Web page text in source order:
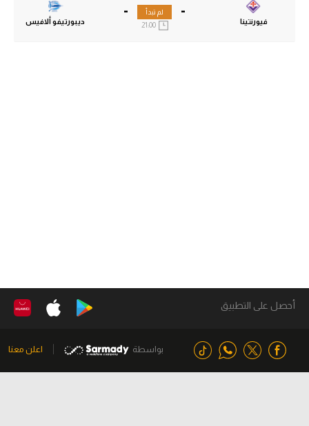
-
فيورنتينا
-
ديبورتيفو ألافيس
لم تبدأ
21:00
أحصل على التطبيق
بواسطة اعلن معنا